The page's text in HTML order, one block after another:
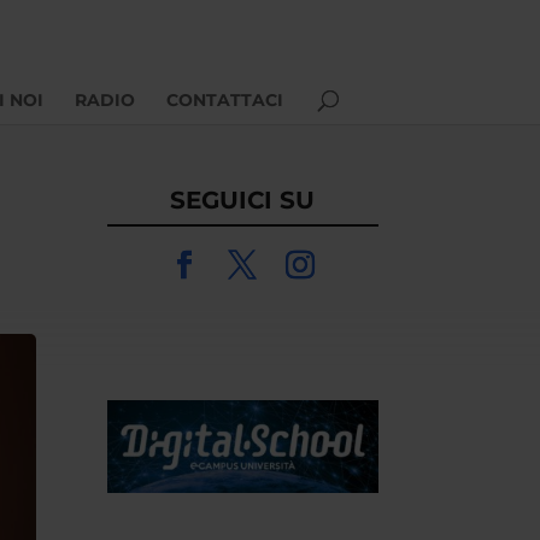
NOI RADIO CONTATTACI
SEGUICI SU